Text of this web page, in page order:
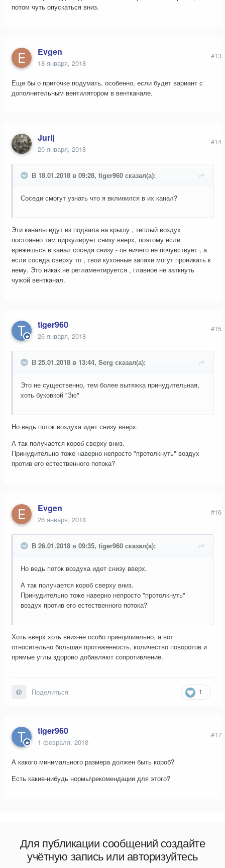
потом чуть опускаться вниз.
Evgen
18 января, 2018
#13
Еще бы о приточке подумать, особенно, если будет вариант с
дополнительным вентилятором в вентканале.
Jurij
20 января, 2018
#14
В 18.01.2018 в 09:28, tiger960 сказал(а):
Соседи смогут узнать что я вклинился в их канал?
Эти каналы идут из подвала на крышу , теплый воздух
постоянно там циркулирует снизу вверх, поэтому если
врежешься в канал соседа снизу - он ничего не почувствует , а
если соседа сверху то , твои кухонные запахи могут проникать к
нему. Это никак не регламентируется , главное не заткнуть
чужой вентканал.
tiger960
26 января, 2018
#15
В 25.01.2018 в 13:44, Serg сказал(а):
Это не существенно, тем более вытяжка принудительная,
хоть буковкой "Зю"
Но ведь поток воздуха идет снизу вверх.
А так получается короб сверху вниз.
Принудительно тоже наверно непросто "протолкнуть" воздух
против его естественного потока?
Evgen
26 января, 2018
#16
В 26.01.2018 в 09:35, tiger960 сказал(а):
Но ведь поток воздуха идет снизу вверх.
А так получается короб сверху вниз.
Принудительно тоже наверно непросто "протолкнуть"
воздух против его естественного потока?
Хоть вверх хоть вниз-не особо принципиально, а вот
относительно большая протяженность, количество поворотов и
прямые углы здорово добавляют сопротивление.
1
Поделиться
tiger960
1 февраля, 2018
#17
А какого минимального размера должен быть короб?
Есть какие-нибудь нормы\рекомендации для этого?
Для публикации сообщений создайте
учётную запись или авторизуйтесь